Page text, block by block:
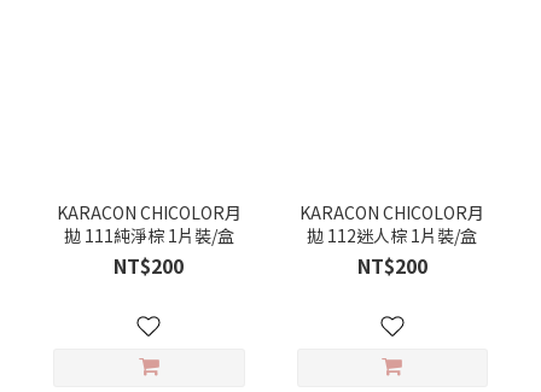
KARACON CHICOLOR月
拋 111純淨棕 1片裝/盒
NT$200
KARACON CHICOLOR月
拋 112迷人棕 1片裝/盒
NT$200